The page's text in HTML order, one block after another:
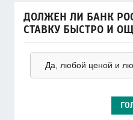
ДОЛЖЕН ЛИ БАНК
СТАВКУ БЫСТРО И